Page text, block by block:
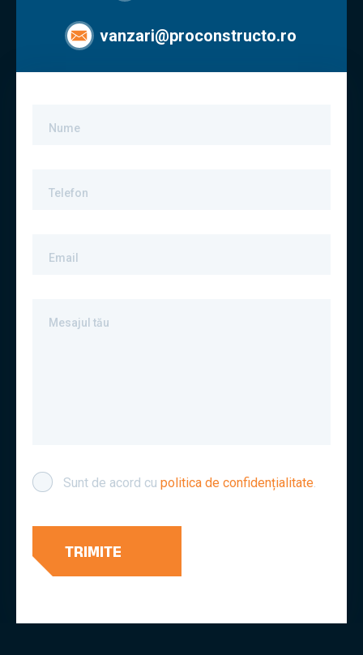
vanzari@proconstructo.ro
Nume
Telefon
Email
Mesajul tău
Sunt de acord cu politica de confidențialitate.